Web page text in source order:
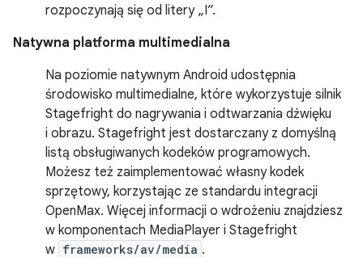
rozpoczynają się od litery „I”.
Natywna platforma multimedialna
Na poziomie natywnym Android udostępnia
środowisko multimedialne, które wykorzystuje silnik
Stagefright do nagrywania i odtwarzania dźwięku
i obrazu. Stagefright jest dostarczany z domyślną
listą obsługiwanych kodeków programowych.
Możesz też zaimplementować własny kodek
sprzętowy, korzystając ze standardu integracji
OpenMax. Więcej informacji o wdrożeniu znajdziesz
w komponentach MediaPlayer i Stagefright
w frameworks/av/media .